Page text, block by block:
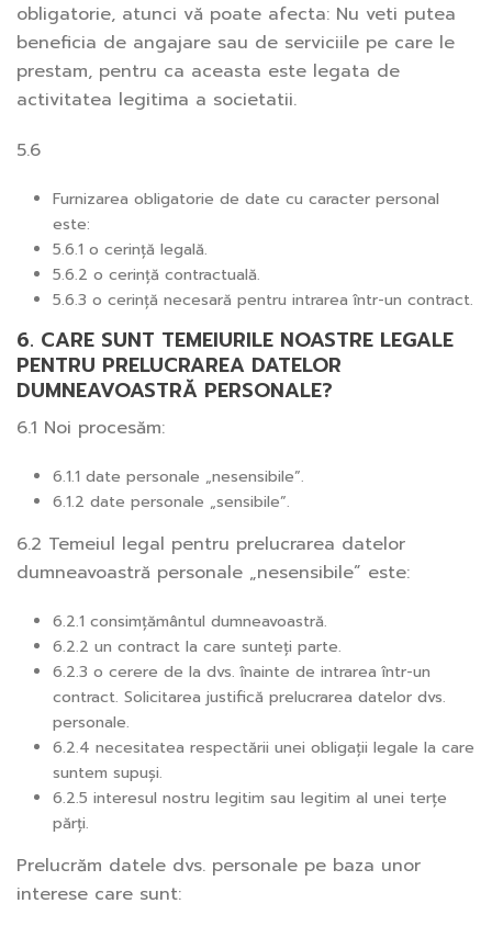
obligatorie, atunci vă poate afecta: Nu veti putea
beneficia de angajare sau de serviciile pe care le
prestam, pentru ca aceasta este legata de
activitatea legitima a societatii.
5.6
Furnizarea obligatorie de date cu caracter personal
este:
5.6.1 o cerință legală.
5.6.2 o cerință contractuală.
5.6.3 o cerință necesară pentru intrarea într-un contract.
6. CARE SUNT TEMEIURILE NOASTRE LEGALE
PENTRU PRELUCRAREA DATELOR
DUMNEAVOASTRĂ PERSONALE?
6.1 Noi procesăm:
6.1.1 date personale „nesensibile”.
6.1.2 date personale „sensibile”.
6.2 Temeiul legal pentru prelucrarea datelor
dumneavoastră personale „nesensibile” este:
6.2.1 consimțământul dumneavoastră.
6.2.2 un contract la care sunteți parte.
6.2.3 o cerere de la dvs. înainte de intrarea într-un
contract. Solicitarea justifică prelucrarea datelor dvs.
personale.
6.2.4 necesitatea respectării unei obligații legale la care
suntem supuși.
6.2.5 interesul nostru legitim sau legitim al unei terțe
părți.
Prelucrăm datele dvs. personale pe baza unor
interese care sunt: